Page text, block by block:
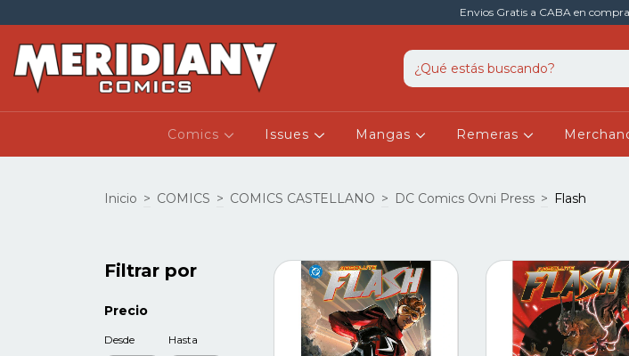
Envios Gratis a CABA en
Comics Issues Mangas Remeras
Inicio > COMICS > COMICS CASTELLANO > DC Comics Ovni Press > Flash
Filtrar por
Precio
Desde Hasta